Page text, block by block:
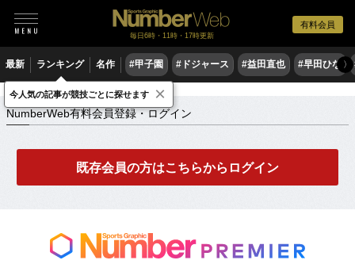
有料会員
毎日6時・11時・17時更新
最新 ランキング 名作 #甲子園 #ドジャース #益田直也 #早田ひな 〉
NumberWeb有料会員登録・ログイン
NumberWeb有料会員登録・ログイン
既存会員の方はこちらからログイン
今人気の記事が競技ごとに探せます ×